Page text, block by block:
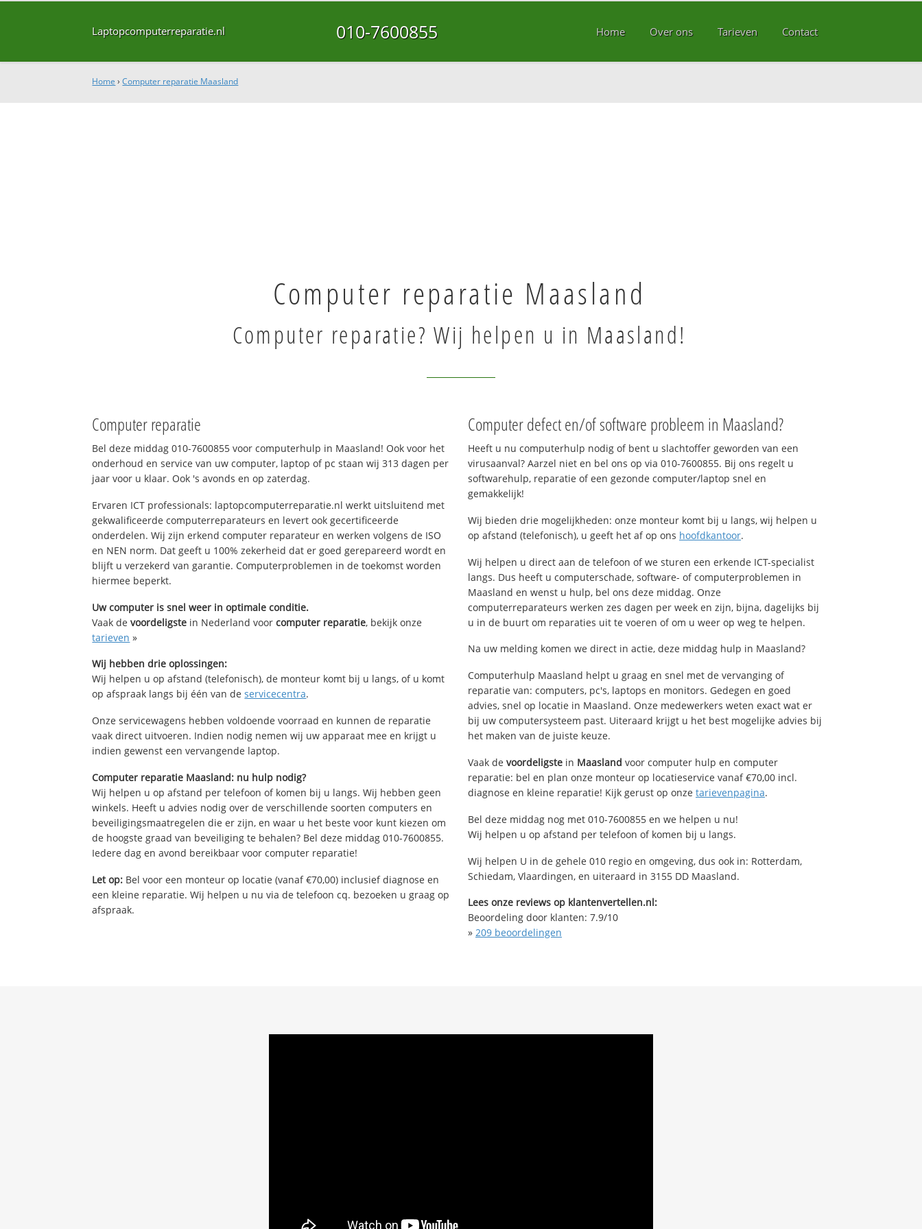
Laptopcomputerreparatie.nl 010-7600855 Home Over ons Tarieven Contact
Home ›Computer reparatie Maasland
Computer reparatie Maasland
Computer reparatie? Wij helpen u in Maasland!
Computer reparatie
Bel deze middag 010-7600855 voor computerhulp in Maasland! Ook voor het
onderhoud en service van uw computer, laptop of pc staan wij 313 dagen per
jaar voor u klaar. Ook 's avonds en op zaterdag.
Ervaren ICT professionals: laptopcomputerreparatie.nl werkt uitsluitend met
gekwalificeerde computerreparateurs en levert ook gecertificeerde
onderdelen. Wij zijn erkend computer reparateur en werken volgens de ISO
en NEN norm. Dat geeft u 100% zekerheid dat er goed gerepareerd wordt en
blijft u verzekerd van garantie. Computerproblemen in de toekomst worden
hiermee beperkt.
Uw computer is snel weer in optimale conditie.
Vaak devoordeligste in Nederland voorcomputer reparatie, bekijk onze
tarieven »
Wij hebben drie oplossingen:
Wij helpen u op afstand (telefonisch), de monteur komt bij u langs, of u komt
op afspraak langs bij één van deservicecentra.
Onze servicewagens hebben voldoende voorraad en kunnen de reparatie
vaak direct uitvoeren. Indien nodig nemen wij uw apparaat mee en krijgt u
indien gewenst een vervangende laptop.
Computer reparatie Maasland: nu hulp nodig?
Wij helpen u op afstand per telefoon of komen bij u langs. Wij hebben geen
winkels. Heeft u advies nodig over de verschillende soorten computers en
beveiligingsmaatregelen die er zijn, en waar u het beste voor kunt kiezen om
de hoogste graad van beveiliging te behalen? Bel deze middag 010-7600855.
Iedere dag en avond bereikbaar voor computer reparatie!
Let op: Bel voor een monteur op locatie (vanaf €70,00) inclusief diagnose en
een kleine reparatie. Wij helpen u nu via de telefoon cq. bezoeken u graag op
afspraak.
Computer defect en/of software probleem in Maasland?
Heeft u nu computerhulp nodig of bent u slachtoffer geworden van een
virusaanval? Aarzel niet en bel ons op via 010-7600855. Bij ons regelt u
softwarehulp, reparatie of een gezonde computer/laptop snel en
gemakkelijk!
Wij bieden drie mogelijkheden: onze monteur komt bij u langs, wij helpen u
op afstand (telefonisch), u geeft het af op ons hoofdkantoor.
Wij helpen u direct aan de telefoon of we sturen een erkende ICT-specialist
langs. Dus heeft u computerschade, software- of computerproblemen in
Maasland en wenst u hulp, bel ons deze middag. Onze
computerreparateurs werken zes dagen per week en zijn, bijna, dagelijks bij
u in de buurt om reparaties uit te voeren of om u weer op weg te helpen.
Na uw melding komen we direct in actie, deze middag hulp in Maasland?
Computerhulp Maasland helpt u graag en snel met de vervanging of
reparatie van: computers, pc's, laptops en monitors. Gedegen en goed
advies, snel op locatie in Maasland. Onze medewerkers weten exact wat er
bij uw computersysteem past. Uiteraard krijgt u het best mogelijke advies bij
het maken van de juiste keuze.
Vaak de voordeligste in Maasland voor computer hulp en computer
reparatie: bel en plan onze monteur op locatieservice vanaf €70,00 incl.
diagnose en kleine reparatie! Kijk gerust op onze tarievenpagina.
Bel deze middag nog met 010-7600855 en we helpen u nu!
Wij helpen u op afstand per telefoon of komen bij u langs.
Wij helpen U in de gehele 010 regio en omgeving, dus ook in: Rotterdam,
Schiedam, Vlaardingen, en uiteraard in 3155 DD Maasland.
Lees onze reviews op klantenvertellen.nl:
Beoordeling door klanten: 7.9/10
» 209 beoordelingen